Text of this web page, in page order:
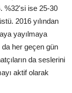
%32'si ise 25-30
2016 yılından
yayılmaya
da her geçen gün
da seslerini
aktif olarak